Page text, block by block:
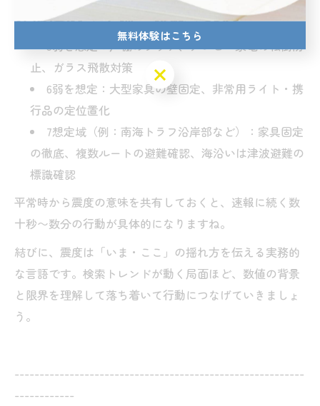
6. 震度別の準備・確認の実例
5弱を想定：戸棚のラッチ、テレビ・家電の転倒防
止、ガラス飛散対策
6弱を想定：大型家具の壁固定、非常用ライト・携
行品の定位置化
7想定域（例：南海トラフ沿岸部など）：家具固定
の徹底、複数ルートの避難確認、海沿いは津波避難の
標識確認
平常時から震度の意味を共有しておくと、速報に続く数
十秒〜数分の行動が具体的になりますね。
結びに、震度は「いま・ここ」の揺れ方を伝える実務的
な言語です。検索トレンドが動く局面ほど、数値の背景
と限界を理解して落ち着いて行動につなげていきましょ
う。
----------------------------------------------------------
------------
無料体験はこちら
無料体験はこちら